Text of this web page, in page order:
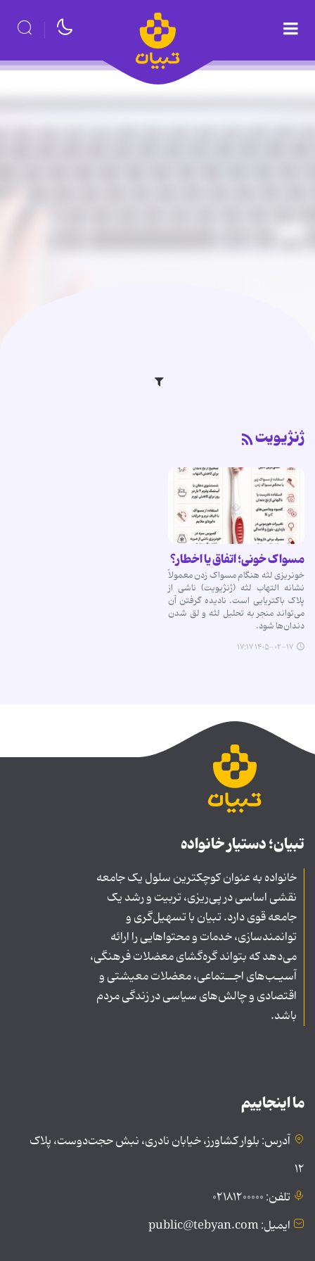
ژنژیویت
مسواک خونی؛ اتفاق یا اخطار؟
خونریزی لثه هنگام مسواک زدن معمولاً
نشانه التهاب لثه (ژنژیویت) ناشی از
پلاک باکتریایی است. نادیده گرفتن آن
می‌تواند منجر به تحلیل لثه و لق شدن
دندان‌ها شود.
۱۴۰۵-۰۲-۱۷ ۱۷:۱۷
تبیان؛ دستیار خانواده
خانواده به عنوان کوچکترین سلول یک جامعه
نقشی اساسی در پی‌ریزی، تربیت و رشد یک
جامعه قوی دارد. تبیان با تسهیل‌گری و
توانمندسازی، خدمات و محتواهایی را ارائه
می‌دهد که بتواند گره‌گشای معضلات فرهنگی،
آسیـب‌های اجــتماعی، معضلات معیشتی و
اقتصادی و چالش‌های سیاسی در زندگی مردم
باشد.
ما اینجاییم
آدرس: بلوار کشاورز، خیابان نادری، نبش حجت‌دوست، پلاک
۱۲
تلفن: ۰۲۱۸۱۲۰۰۰۰۰
ایمیل: public@tebyan.com